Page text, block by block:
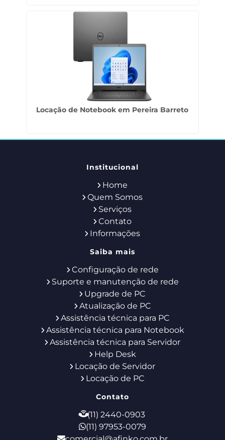
Locação de Notebook em Pereira Barreto
Institucional
Home
Quem Somos
Serviços
Contato
Informações
Saiba mais
Configuração de rede
Suporte e manutenção de rede
Upgrade de PC
Atualização de PC
Assistência técnica para PC
Assistência técnica para Notebook
Assistência técnica para Servidor
Help Desk
Locação de Servidor
Locação de PC
Contato
(11) 2440-0903
(11) 97953-0079